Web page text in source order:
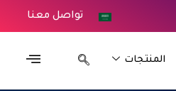
تواصل معنا
المنتجات